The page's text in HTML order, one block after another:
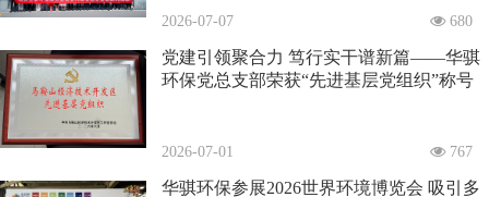
2026-07-07 680
党建引领聚合力 笃行实干谱新篇——华骐
环保党总支部荣获“先进基层党组织”称号
2026-07-01 767
华骐环保参展2026世界环境博览会 吸引多